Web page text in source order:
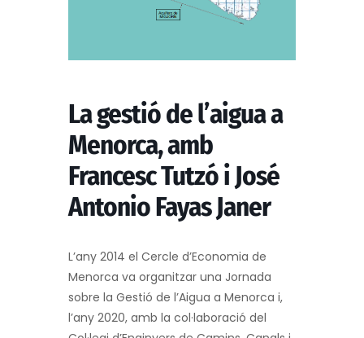
La gestió de l’aigua a
Menorca, amb
Francesc Tutzó i José
Antonio Fayas Janer
L’any 2014 el Cercle d’Economia de
Menorca va organitzar una Jornada
sobre la Gestió de l’Aigua a Menorca i,
l’any 2020, amb la col·laboració del